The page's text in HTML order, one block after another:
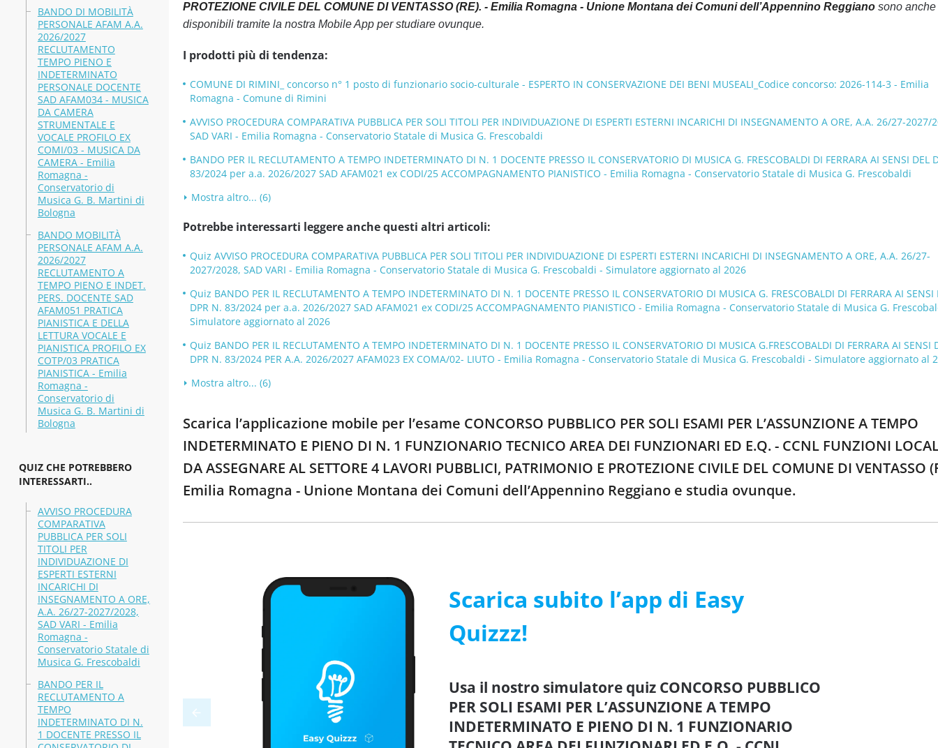
BANDO DI MOBILITÀ
PERSONALE AFAM A.A.
2026/2027
RECLUTAMENTO
TEMPO PIENO E
INDETERMINATO
PERSONALE DOCENTE
SAD AFAM034 - MUSICA
DA CAMERA
STRUMENTALE E
VOCALE PROFILO EX
COMI/03 - MUSICA DA
CAMERA - Emilia
Romagna -
Conservatorio di
Musica G. B. Martini di
Bologna
BANDO MOBILITÀ
PERSONALE AFAM A.A.
2026/2027
RECLUTAMENTO A
TEMPO PIENO E INDET.
PERS. DOCENTE SAD
AFAM051 PRATICA
PIANISTICA E DELLA
LETTURA VOCALE E
PIANISTICA PROFILO EX
COTP/03 PRATICA
PIANISTICA - Emilia
Romagna -
Conservatorio di
Musica G. B. Martini di
Bologna
QUIZ CHE POTREBBERO
INTERESSARTI..
AVVISO PROCEDURA
COMPARATIVA
PUBBLICA PER SOLI
TITOLI PER
INDIVIDUAZIONE DI
ESPERTI ESTERNI
INCARICHI DI
INSEGNAMENTO A ORE,
A.A. 26/27-2027/2028,
SAD VARI - Emilia
Romagna -
Conservatorio Statale di
Musica G. Frescobaldi
BANDO PER IL
RECLUTAMENTO A
TEMPO
INDETERMINATO DI N.
1 DOCENTE PRESSO IL
PROTEZIONE CIVILE DEL COMUNE DI VENTASSO (RE). - Emilia Romagna - Unione Montana dei Comuni dell’Appennino Reggianosono anche
disponibili tramite la nostra Mobile App per studiare ovunque.
I prodotti più di tendenza:
COMUNE DI RIMINI_ concorso n° 1 posto di funzionario socio-culturale - ESPERTO IN CONSERVAZIONE DEI BENI MUSEALI_Codice concorso: 2026-114-3 - Emilia
Romagna - Comune di Rimini
AVVISO PROCEDURA COMPARATIVA PUBBLICA PER SOLI TITOLI PER INDIVIDUAZIONE DI ESPERTI ESTERNI INCARICHI DI INSEGNAMENTO A ORE, A.A. 26/27-2027/
SAD VARI - Emilia Romagna - Conservatorio Statale di Musica G. Frescobaldi
BANDO PER IL RECLUTAMENTO A TEMPO INDETERMINATO DI N. 1 DOCENTE PRESSO IL CONSERVATORIO DI MUSICA G. FRESCOBALDI DI FERRARA AI SENSI DEL
83/2024 per a.a. 2026/2027 SAD AFAM021 ex CODI/25 ACCOMPAGNAMENTO PIANISTICO - Emilia Romagna - Conservatorio Statale di Musica G. Frescobaldi
Mostra altro... (6)
Potrebbe interessarti leggere anche questi altri articoli:
Quiz AVVISO PROCEDURA COMPARATIVA PUBBLICA PER SOLI TITOLI PER INDIVIDUAZIONE DI ESPERTI ESTERNI INCARICHI DI INSEGNAMENTO A ORE, A.A. 26/27-
2027/2028, SAD VARI - Emilia Romagna - Conservatorio Statale di Musica G. Frescobaldi - Simulatore aggiornato al 2026
Quiz BANDO PER IL RECLUTAMENTO A TEMPO INDETERMINATO DI N. 1 DOCENTE PRESSO IL CONSERVATORIO DI MUSICA G. FRESCOBALDI DI FERRARA AI SENSI
DPR N. 83/2024 per a.a. 2026/2027 SAD AFAM021 ex CODI/25 ACCOMPAGNAMENTO PIANISTICO - Emilia Romagna - Conservatorio Statale di Musica G.
Simulatore aggiornato al 2026
Quiz BANDO PER IL RECLUTAMENTO A TEMPO INDETERMINATO DI N. 1 DOCENTE PRESSO IL CONSERVATORIO DI MUSICA G.FRESCOBALDI DI FERRARA AI SENSI
DPR N. 83/2024 PER A.A. 2026/2027 AFAM023 EX COMA/02- LIUTO - Emilia Romagna - Conservatorio Statale di Musica G. Frescobaldi - Simulatore aggiornato al
Mostra altro... (6)
Scarica l’applicazione mobile per l’esame CONCORSO PUBBLICO PER SOLI ESAMI PER L’ASSUNZIONE A TEMPO
INDETERMINATO E PIENO DI N. 1 FUNZIONARIO TECNICO AREA DEI FUNZIONARI ED E.Q. - CCNL FUNZIONI
DA ASSEGNARE AL SETTORE 4 LAVORI PUBBLICI, PATRIMONIO E PROTEZIONE CIVILE DEL COMUNE DI VENTASSO
Emilia Romagna - Unione Montana dei Comuni dell’Appennino Reggiano e studia ovunque.
Scarica subito l’app di Easy
Quizzz!
Usa il nostro simulatore quiz CONCORSO PUBBLICO
PER SOLI ESAMI PER L’ASSUNZIONE A TEMPO
INDETERMINATO E PIENO DI N. 1 FUNZIONARIO